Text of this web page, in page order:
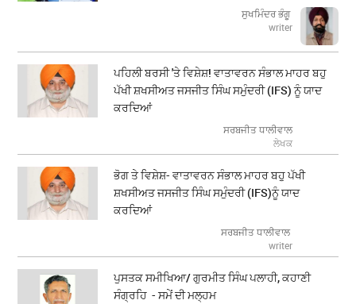
ਸੁਖਮਿੰਦਰ ਭੰਗੂ
writer
ਪਹਿਲੀ ਬਰਸੀ 'ਤੇ ਵਿਸ਼ੇਸ਼! ਵਾਤਾਵਰਨ ਸੰਭਾਲ ਮਾਹਰ ਬਹੁ
ਪੱਖੀ ਸ਼ਖਸੀਅਤ ਜਸਜੀਤ ਸਿੰਘ ਸਮੁੰਦਰੀ (IFS) ਨੂੰ ਯਾਦ
ਕਰਦਿਆਂ
ਸਰਬਜੀਤ ਧਾਲੀਵਾਲ
ਲੇਖਕ
ਭੋਗ ਤੇ ਵਿਸ਼ੇਸ਼- ਵਾਤਾਵਰਨ ਸੰਭਾਲ ਮਾਹਰ ਬਹੁ ਪੱਖੀ
ਸ਼ਖਸੀਅਤ ਜਸਜੀਤ ਸਿੰਘ ਸਮੁੰਦਰੀ (IFS)ਨੂੰ ਯਾਦ
ਕਰਦਿਆਂ
ਸਰਬਜੀਤ ਧਾਲੀਵਾਲ
writer
ਪੁਸਤਕ ਸਮੀਖਿਆ/ ਗੁਰਮੀਤ ਸਿੰਘ ਪਲਾਹੀ, ਕਹਾਣੀ
ਸੰਗ੍ਰਹਿ - ਸਮੇਂ ਦੀ ਮਲ੍ਹਮ